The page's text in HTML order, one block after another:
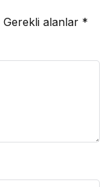
Gerekli alanlar *